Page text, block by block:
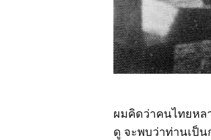
ผมคิดว่าคนไทยหล
ดู จะพบว่าท่านเป็